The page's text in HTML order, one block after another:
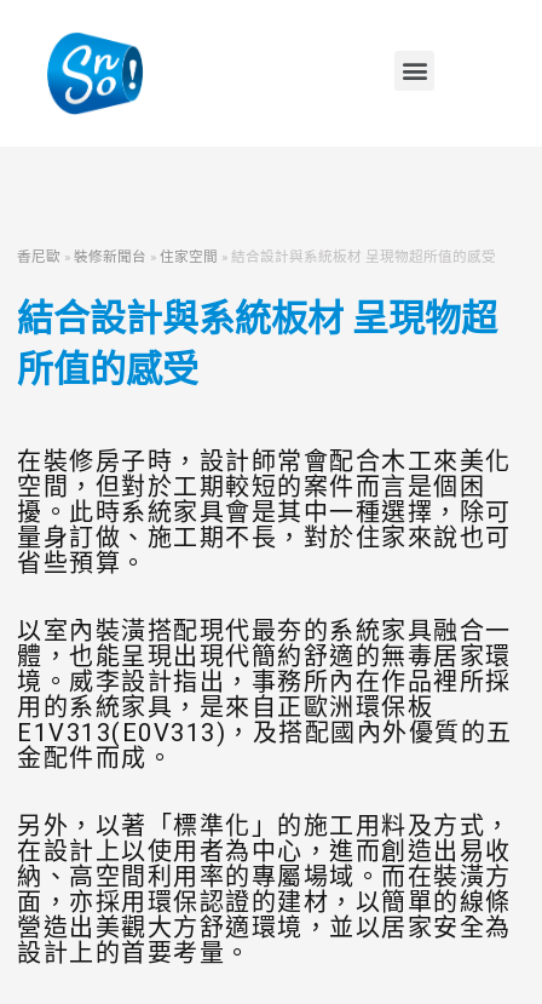
香尼歐 »裝修新聞台 »住家空間 »結合設計與系統板材 呈現物超所值的感受
結合設計與系統板材 呈現物超
所值的感受
在裝修房子時，設計師常會配合木工來美化
空間，但對於工期較短的案件而言是個困
擾。此時系統家具會是其中一種選擇，除可
量身訂做、施工期不長，對於住家來說也可
省些預算。
以室內裝潢搭配現代最夯的系統家具融合一
體，也能呈現出現代簡約舒適的無毒居家環
境。威李設計指出，事務所內在作品裡所採
用的系統家具，是來自正歐洲環保板
E1V313(E0V313)，及搭配國內外優質的五
金配件而成。
另外，以著「標準化」的施工用料及方式，
在設計上以使用者為中心，進而創造出易收
納、高空間利用率的專屬場域。而在裝潢方
面，亦採用環保認證的建材，以簡單的線條
營造出美觀大方舒適環境，並以居家安全為
設計上的首要考量。